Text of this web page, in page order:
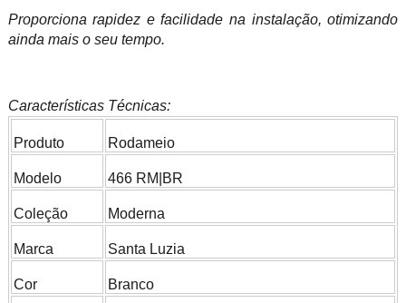
Proporciona rapidez e facilidade na instalação, otimizando
ainda mais o seu tempo.
Características Técnicas:
Produto Rodameio
Modelo 466 RM|BR
Coleção Moderna
Marca Santa Luzia
Cor Branco